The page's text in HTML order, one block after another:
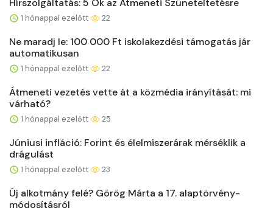
1 hónappal ezelőtt 22
Ne maradj le: 100 000 Ft iskolakezdési támogatás jár
automatikusan
1 hónappal ezelőtt 22
Átmeneti vezetés vette át a közmédia irányítását: mi
várható?
1 hónappal ezelőtt 25
Júniusi infláció: Forint és élelmiszerárak mérséklik a
drágulást
1 hónappal ezelőtt 23
Új alkotmány felé? Görög Márta a 17. alaptörvény-
módosításról